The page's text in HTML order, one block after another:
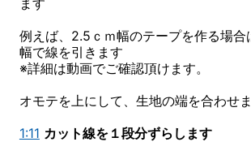
例えば、2.5ｃｍ幅のテープを作る場合
幅で線を引きます
※詳細は動画でご確認頂けます。
オモテを上にして、生地の端を合わせ
1:11 カット線を１段分ずらします